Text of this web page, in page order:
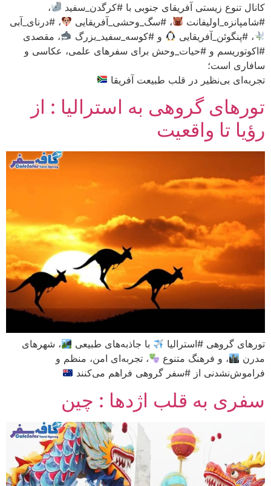
کانال تنوع زیستی آفریقای جنوبی با #کرگدن_سفید
،
#شامپانزه_اولیفانت
، #سگ_وحشی_آفریقایی
، #درنای_آبی
، #پنگوئن_آفریقایی
و #کوسه_سفید_بزرگ
، مقصدی
#اکوتوریسم و #حیات_وحش برای سفرهای علمی، عکاسی و
سافاری است؛
تجربه‌ای بی‌نظیر در قلب طبیعت آفریقا
تورهای گروهی به استرالیا : از
رؤیا تا واقعیت
تورهای گروهی #استرالیا با جاذبه‌های طبیعی
، شهرهای
مدرن
، و فرهنگ متنوع
، تجربه‌ای امن، منظم و
فراموش‌نشدنی از #سفر گروهی فراهم می‌کنند
سفری به قلب اژدها : چین